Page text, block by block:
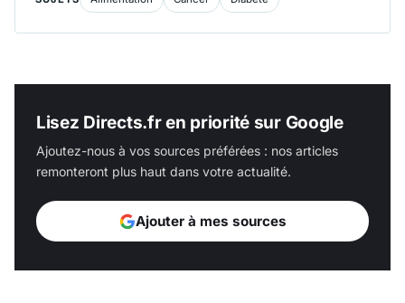
Lisez Directs.fr en priorité sur Google
Ajoutez-nous à vos sources préférées : nos articles
remonteront plus haut dans votre actualité.
Ajouter à mes sources